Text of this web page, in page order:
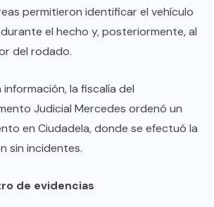
permitieron identificar el vehículo
el hecho y, posteriormente, al
del rodado.
la fiscalía del
Judicial Mercedes ordenó un
en Ciudadela, donde se efectuó la
sin incidentes.
de evidencias